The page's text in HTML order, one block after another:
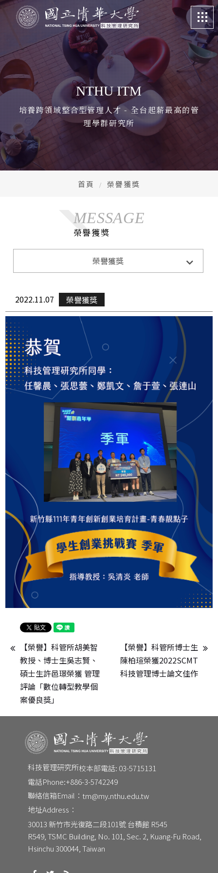
關於我們 About
課程特色 Program
招生訊息 Admission
系所成員 Faculty
學生專區 Student life
CONTACT
Email：tm@my.nthu.edu.tw
校本部電話：校本部電話: 03-5715131
30013 新竹市光復路二段101號 台積館 R545
NTHU ITM
培養跨領域整合型管理人才 - 全台起薪最高的管
理學群研究所
首頁 榮譽獲獎
MESSAGE
榮譽獲獎
榮譽獲獎
Announcements
演講與活動Lecture&Activity
榮譽獲獎
CE0下午茶
CEO Teatime
2022.11.07 榮譽獲獎
【榮譽】科管所胡美智
教授、博士生吳志賢、
碩士生許邑璟榮獲 管理
評論「數位轉型教學個
案優良獎」
【榮譽】科管所博士生
陳柏瑄榮獲2022SCMT
科技管理博士論文佳作
科技管理研究所校本部電話: 03-5715131
電話Phone:+886-3-5742249
聯絡信箱Email： tm@my.nthu.edu.tw
地址Address：
30013 新竹市光復路二段101號 台積館 R545
R549, TSMC Building, No. 101, Sec. 2, Kuang-Fu Road,
Hsinchu 300044, Taiwan